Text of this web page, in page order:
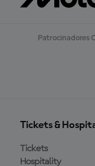
Patrocinadores
Tickets &
Tickets
Hospitality